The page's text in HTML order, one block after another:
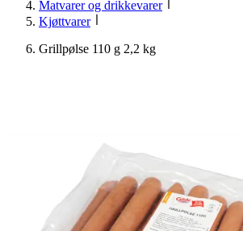
Matvarer og drikkevarer
Kjøttvarer
Grillpølse 110 g 2,2 kg